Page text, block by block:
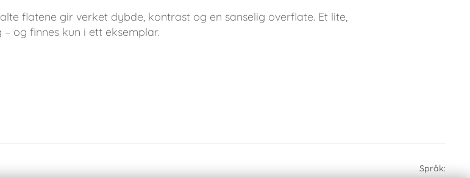
flatene gir verket dybde, kontrast og en sanselig overflate. Et lite,
og finnes kun i ett eksemplar.
Språk